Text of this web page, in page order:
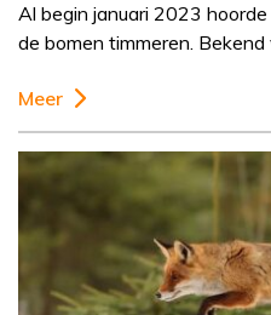
Al begin januari 2023
de bomen timmeren.
Meer